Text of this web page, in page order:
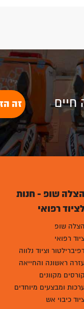
חיים זה
הצלה שופ - חנות
רפואי
הצלה שופ
רפואי
וציוד נלווה
ראשונה והחייאה
קורסים מקוונים
ומבצעים מיוחדים
כיבוי אש